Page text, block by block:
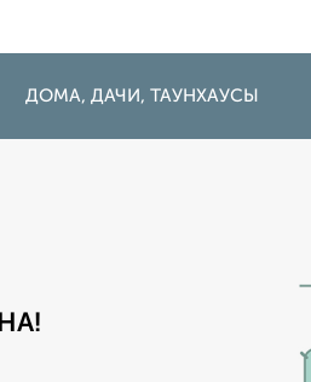
ДОМА, ДАЧИ, ТАУНХАУСЫ